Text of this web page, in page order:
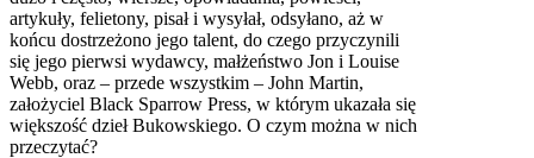
artykuły, felietony, pisał i wysyłał, odsyłano, aż w
końcu dostrzeżono jego talent, do czego przyczynili
się jego pierwsi wydawcy, małżeństwo Jon i Louise
Webb, oraz – przede wszystkim – John Martin,
założyciel Black Sparrow Press, w którym ukazała się
większość dzieł Bukowskiego. O czym można w nich
przeczytać?